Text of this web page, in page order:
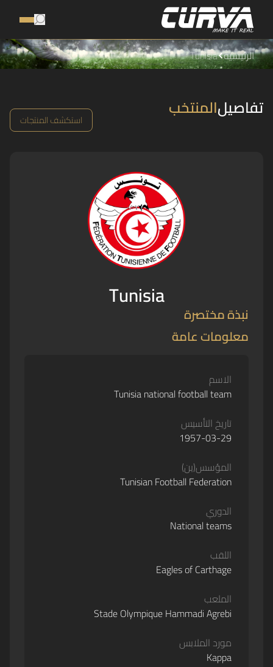
الرئيسية Tunisia
المنتخبتفاصيل استكشف المنتجات
Tunisia
نبذة مختصرة
معلومات عامة
الاسم
Tunisia national football team
تاريخ التأسيس
1957-03-29
المؤسس(ين)
Tunisian Football Federation
الدوري
National teams
اللقب
Eagles of Carthage
الملعب
Stade Olympique Hammadi Agrebi
مورد الملابس
Kappa